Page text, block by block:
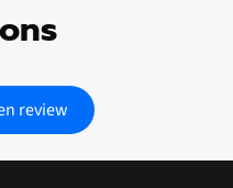
review